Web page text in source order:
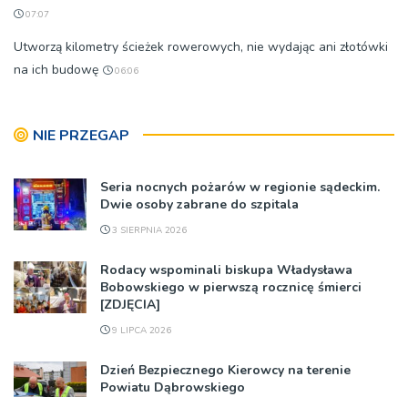
07:07
Utworzą kilometry ścieżek rowerowych, nie wydając ani złotówki
na ich budowę
06:06
NIE PRZEGAP
Seria nocnych pożarów w regionie sądeckim.
Dwie osoby zabrane do szpitala
3 SIERPNIA 2026
Rodacy wspominali biskupa Władysława
Bobowskiego w pierwszą rocznicę śmierci
[ZDJĘCIA]
9 LIPCA 2026
Dzień Bezpiecznego Kierowcy na terenie
Powiatu Dąbrowskiego